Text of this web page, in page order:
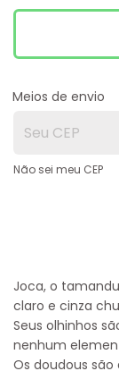
Meios de envio
Não sei meu CEP
Joca, o
claro e cinza
Seus olhinhos
nenhum
Os doudous